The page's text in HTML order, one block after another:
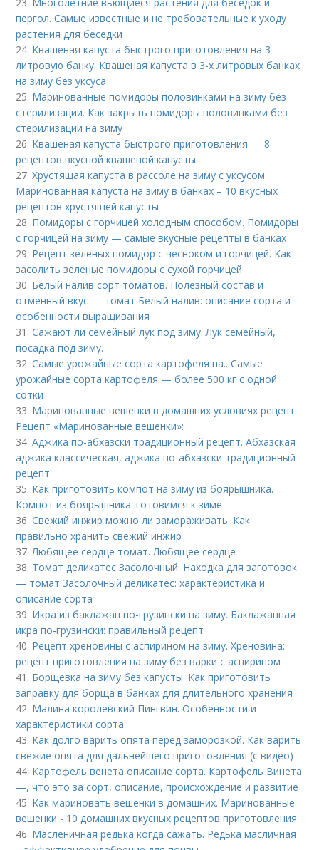
пергол. Самые известные и не требовательные к уходу
растения для беседки
24. Квашеная капуста быстрого приготовления на 3
литровую банку. Квашеная капуста в 3-х литровых банках
на зиму без уксуса
25. Маринованные помидоры половинками на зиму без
стерилизации. Как закрыть помидоры половинками без
стерилизации на зиму
26. Квашеная капуста быстрого приготовления — 8
рецептов вкусной квашеной капусты
27.Хрустящая капуста в рассоле на зиму с уксусом.
Маринованная капуста на зиму в банках – 10 вкусных
рецептов хрустящей капусты
28. Помидоры с горчицей холодным способом. Помидоры
с горчицей на зиму — самые вкусные рецепты в банках
29. Рецепт зеленых помидор с чесноком и горчицей. Как
засолить зеленые помидоры с сухой горчицей
30. Белый налив сорт томатов. Полезный состав и
отменный вкус — томат Белый налив: описание сорта и
особенности выращивания
31.Сажают ли семейный лук под зиму. Лук семейный,
посадка под зиму.
32.Самые урожайные сорта картофеля на.. Самые
урожайные сорта картофеля — более 500 кг с одной
сотки
33. Маринованные вешенки в домашних условиях рецепт.
Рецепт «Маринованные вешенки»:
34.Аджика по-абхазски традиционный рецепт. Абхазская
аджика классическая, аджика по-абхазски традиционный
рецепт
35. Как приготовить компот на зиму из боярышника.
Компот из боярышника: готовимся к зиме
36.Свежий инжир можно ли замораживать. Как
правильно хранить свежий инжир
37.Любящее сердце томат. Любящее сердце
38. Томат деликатес Засолочный. Находка для заготовок
— томат Засолочный деликатес: характеристика и
описание сорта
39. Икра из баклажан по-грузински на зиму. Баклажанная
икра по-грузински: правильный рецепт
40. Рецепт хреновины с аспирином на зиму. Хреновина:
рецепт приготовления на зиму без варки с аспирином
41. Борщевка на зиму без капусты. Как приготовить
заправку для борща в банках для длительного хранения
42. Малина королевский Пингвин. Особенности и
характеристики сорта
43. Как долго варить опята перед заморозкой. Как варить
свежие опята для дальнейшего приготовления (с видео)
44. Картофель венета описание сорта. Картофель Винета
—, что это за сорт, описание, происхождение и развитие
45. Как мариновать вешенки в домашних. Маринованные
вешенки - 10 домашних вкусных рецептов приготовления
46. Масленичная редька когда сажать. Редька масличная